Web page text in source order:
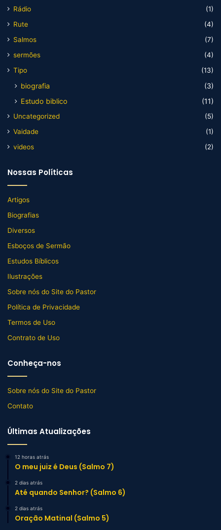
Rádio
(1)
Rute
(4)
Salmos
(7)
sermões
(4)
Tipo
(13)
biografia
(3)
Estudo biblico
(11)
Uncategorized
(5)
Vaidade
(1)
videos
(2)
Nossas Políticas
Artigos
Biografias
Diversos
Esboços de Sermão
Estudos Bíblicos
Ilustrações
Sobre nós do Site do Pastor
Política de Privacidade
Termos de Uso
Contrato de Uso
Conheça-nos
Sobre nós do Site do Pastor
Contato
Últimas Atualizações
12 horas atrás
O meu juiz é Deus (Salmo 7)
2 dias atrás
Até quando Senhor? (Salmo 6)
2 dias atrás
Oração Matinal (Salmo 5)